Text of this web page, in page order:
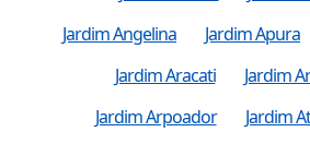
Jardim Angelina
Jardim Apura
Jardim Aracati
Jardim
Jardim Arpoador
Jardim